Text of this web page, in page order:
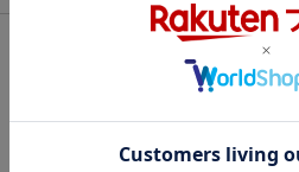
カラー
日本語(オリ
ル言語)
式)
※予告なく変更になる場合がございます。